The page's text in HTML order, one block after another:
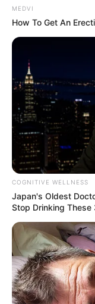
MEDVI
How To Get An
COGNITIVE WELLNESS
Japan's Oldest
Stop Drinking These